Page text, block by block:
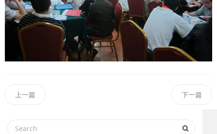
上一篇 下一篇